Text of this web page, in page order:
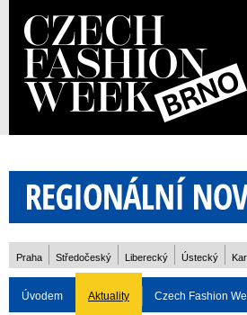
Praha Středočeský Liberecký Ústecký
Úvodem Aktuality Czech Fashion